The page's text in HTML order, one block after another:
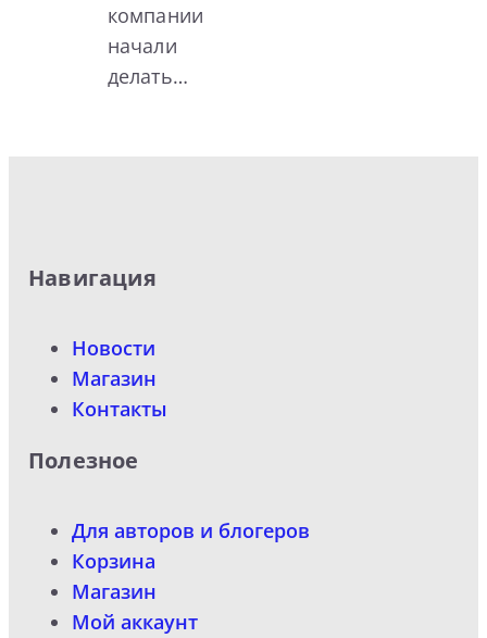
компании
начали
делать…
Навигация
Новости
Магазин
Контакты
Полезное
Для авторов и блогеров
Корзина
Магазин
Мой аккаунт